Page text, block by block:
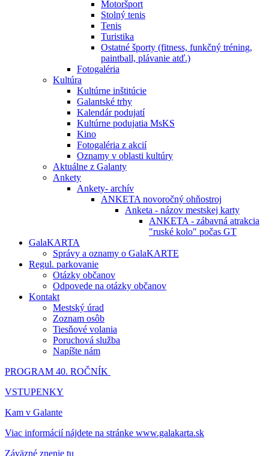
Motoršport
Stolný tenis
Tenis
Turistika
Ostatné športy (fitness, funkčný tréning,
paintball, plávanie atď.)
Fotogaléria
Kultúra
Kultúrne inštitúcie
Galantské trhy
Kalendár podujatí
Kultúrne podujatia MsKS
Kino
Fotogaléria z akcií
Oznamy v oblasti kultúry
Aktuálne z Galanty
Ankety
Ankety- archív
ANKETA novoročný ohňostroj
Anketa - názov mestskej karty
ANKETA - zábavná atrakcia
"ruské kolo" počas GT
GalaKARTA
Správy a oznamy o GalaKARTE
Regul. parkovanie
Otázky občanov
Odpovede na otázky občanov
Kontakt
Mestský úrad
Zoznam osôb
Tiesňové volania
Poruchová služba
Napíšte nám
PROGRAM 40. ROČNÍK
VSTUPENKY
Kam v Galante
Viac informácií nájdete na stránke www.galakarta.sk
Záväzné znenie tu